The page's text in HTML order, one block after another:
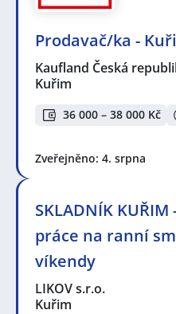
Prodavač/ka -
Kaufland Česká
Kuřim
36 000 – 38 000 Kč
Zveřejněno: 4. srpna
SKLADNÍK
práce na ranní
víkendy
LIKOV s.r.o.
Kuřim